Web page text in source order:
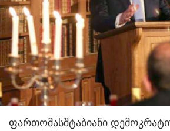
ფართომასშტაბიანი